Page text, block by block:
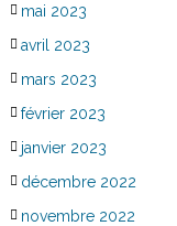
mai 2023
avril 2023
mars 2023
février 2023
janvier 2023
décembre 2022
novembre 2022